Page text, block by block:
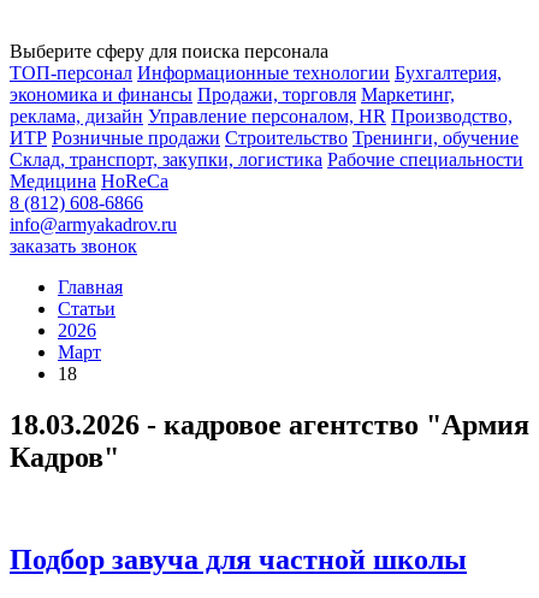
Выберите сферу для поиска персонала
ТОП-персонал Информационные технологии Бухгалтерия,
экономика и финансы Продажи, торговля Маркетинг,
реклама, дизайн Управление персоналом, HR Производство,
ИТР Розничные продажи Строительство Тренинги, обучение
Склад, транспорт, закупки, логистика Рабочие специальности
Медицина HoReCa
8 (812) 608-6866
info@armyakadrov.ru
заказать звонок
Главная
Статьи
2026
Март
18
18.03.2026 - кадровое агентство "Армия
Кадров"
Подбор завуча для частной школы